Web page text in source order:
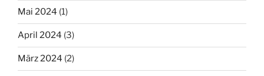
Mai 2024 (1)
April 2024 (3)
März 2024 (2)